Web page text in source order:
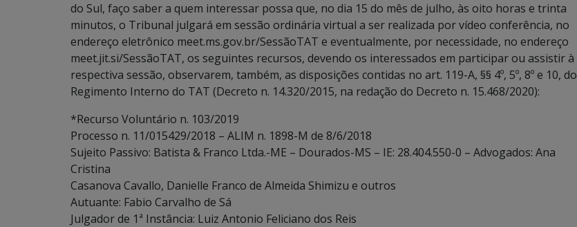
do Sul, faço saber a quem interessar possa que, no dia 15 do mês de julho, às oito horas e trinta
minutos, o Tribunal julgará em sessão ordinária virtual a ser realizada por vídeo conferência, no
endereço eletrônico meet.ms.gov.br/SessãoTAT e eventualmente, por necessidade, no endereço
meet.jit.si/SessãoTAT, os seguintes recursos, devendo os interessados em participar ou assistir à
respectiva sessão, observarem, também, as disposições contidas no art. 119-A, §§ 4º, 5º, 8º e 10, do
Regimento Interno do TAT (Decreto n. 14.320/2015, na redação do Decreto n. 15.468/2020):
*Recurso Voluntário n. 103/2019
Processo n. 11/015429/2018 – ALIM n. 1898-M de 8/6/2018
Sujeito Passivo: Batista & Franco Ltda.-ME – Dourados-MS – IE: 28.404.550-0 – Advogados: Ana
Cristina
Casanova Cavallo, Danielle Franco de Almeida Shimizu e outros
Autuante: Fabio Carvalho de Sá
Julgador de 1ª Instância: Luiz Antonio Feliciano dos Reis